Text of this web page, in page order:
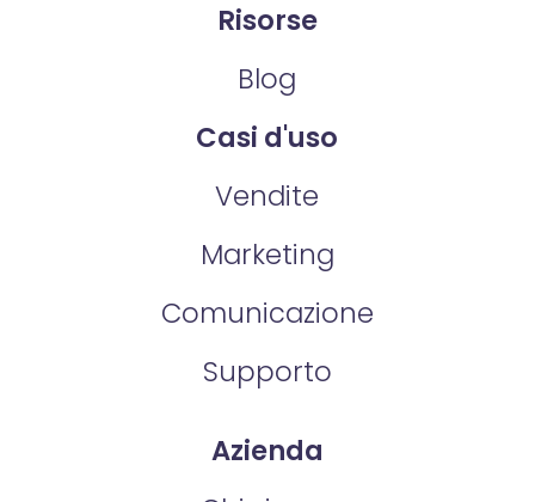
Risorse
Blog
Casi d'uso
Vendite
Marketing
Comunicazione
Supporto
Azienda